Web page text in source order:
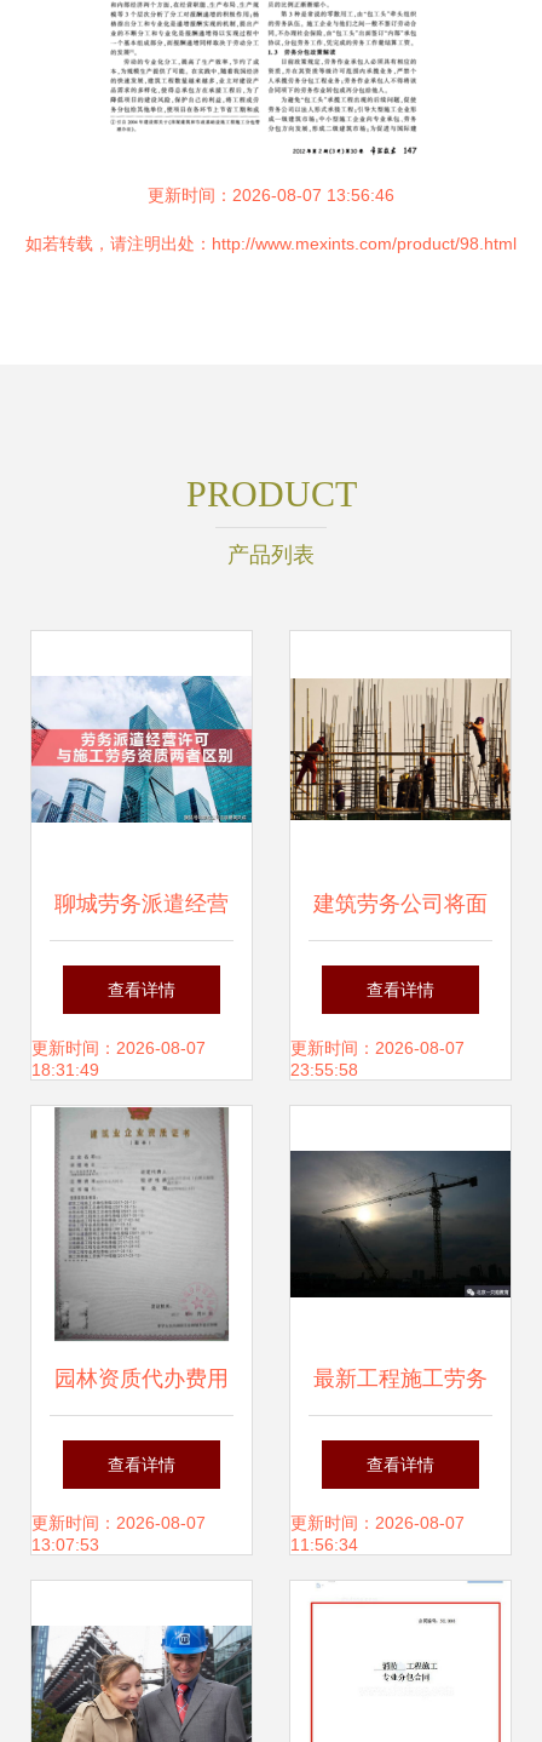
更新时间：2026-08-07 13:56:46
如若转载，请注明出处：http://www.mexints.com/product/98.html
PRODUCT
产品列表
聊城劳务派遣经营
许可证与建筑公司
施工劳务资质的区
别及建筑工程劳务
分包解析
查看详情
更新时间：2026-08-07
18:31:49
建筑劳务公司将面
临取消,包工头如何
应对?
查看详情
更新时间：2026-08-07
23:55:58
园林资质代办费用
_工程资质
查看详情
更新时间：2026-08-07
13:07:53
最新工程施工劳务
承包价格（2017年
12月版） 建筑工程
劳务分包全解析
查看详情
更新时间：2026-08-07
11:56:34